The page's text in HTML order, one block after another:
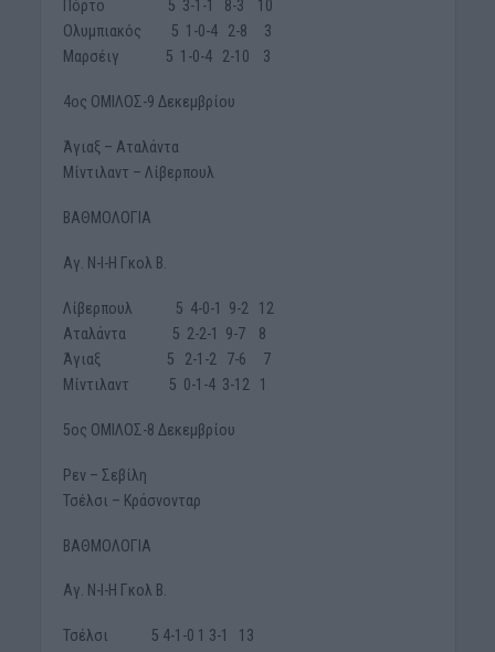
Πόρτο 5 3-1-1 8-3 10
Ολυμπιακός 5 1-0-4 2-8 3
Μαρσέιγ 5 1-0-4 2-10 3
4ος ΟΜΙΛΟΣ-9 Δεκεμβρίου
Άγιαξ – Αταλάντα
Μίντιλαντ – Λίβερπουλ
ΒΑΘΜΟΛΟΓΙΑ
Αγ. Ν-Ι-Η Γκολ Β.
Λίβερπουλ 5 4-0-1 9-2 12
Αταλάντα 5 2-2-1 9-7 8
Άγιαξ 5 2-1-2 7-6 7
Μίντιλαντ 5 0-1-4 3-12 1
5ος ΟΜΙΛΟΣ-8 Δεκεμβρίου
Ρεν – Σεβίλη
Τσέλσι – Κράσνονταρ
ΒΑΘΜΟΛΟΓΙΑ
Αγ. Ν-Ι-Η Γκολ Β.
Τσέλσι 5 4-1-0 1 3-1 13